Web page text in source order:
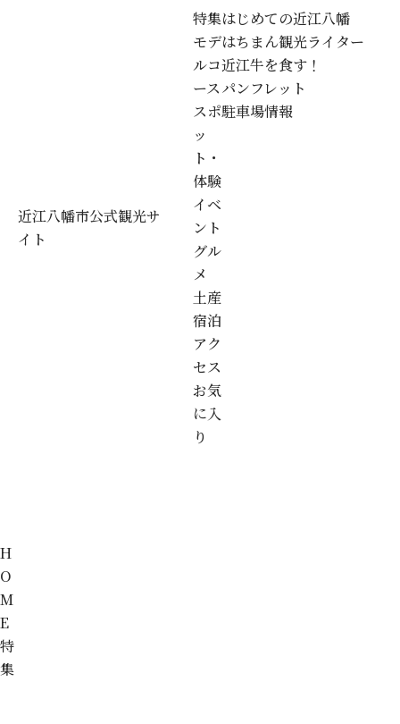
近江八幡市公式観光サ
イト
特集
モデ
ルコ
ース
スポ
ッ
ト・
体験
イベ
ント
グル
メ
土産
宿泊
アク
セス
お気
に入
り
はじめての近江八幡
はちまん観光ライター
近江牛を食す！
パンフレット
駐車場情報
H
O
M
E
特
集